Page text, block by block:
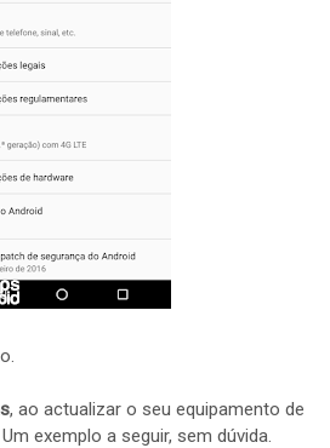
, ao actualizar o seu equipamento de
exemplo a seguir, sem dúvida.